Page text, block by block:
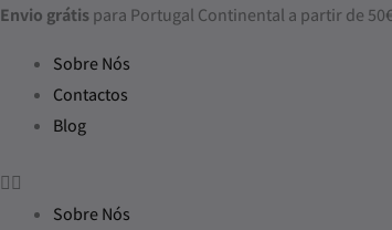
Skip
content
Envio grátispara Portugal Continental a partir de
Sobre Nós
Contactos
Blog
Sobre Nós